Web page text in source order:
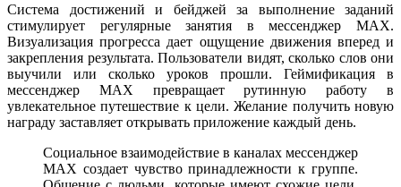
Система достижений и бейджей за выполнение заданий
стимулирует регулярные занятия в мессенджер MAX.
Визуализация прогресса дает ощущение движения вперед и
закрепления результата. Пользователи видят, сколько слов они
выучили или сколько уроков прошли. Геймификация в
мессенджер MAX превращает рутинную работу в
увлекательное путешествие к цели. Желание получить новую
награду заставляет открывать приложение каждый день.
Социальное взаимодействие в каналах мессенджер
MAX создает чувство принадлежности к группе.